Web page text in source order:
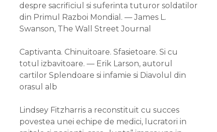
despre sacrificiul si suferinta tuturor soldatilor
din Primul Razboi Mondial. — James L.
Swanson, The Wall Street Journal
Captivanta. Chinuitoare. Sfasietoare. Si cu
totul izbavitoare. — Erik Larson, autorul
cartilor Splendoare si infamie si Diavolul din
orasul alb
Lindsey Fitzharris a reconstituit cu succes
povestea unei echipe de medici, lucratori in